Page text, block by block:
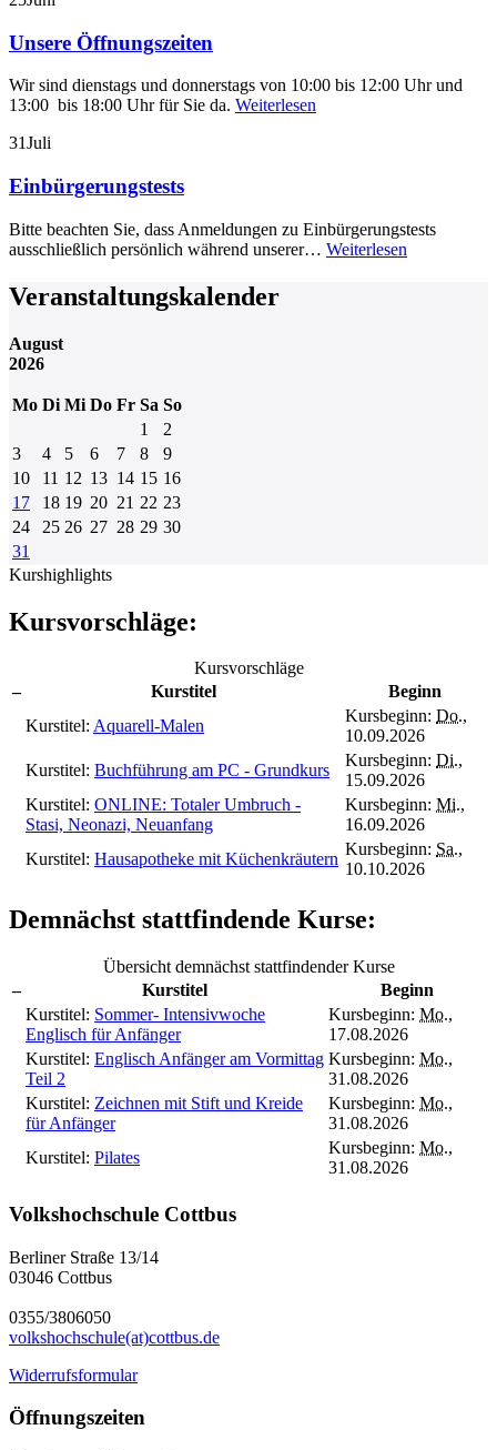
Unsere Öffnungszeiten
Wir sind dienstags und donnerstags von 10:00 bis 12:00 Uhr und
13:00 bis 18:00 Uhr für Sie da. Weiterlesen
31Juli
Einbürgerungstests
Bitte beachten Sie, dass Anmeldungen zu Einbürgerungstests
ausschließlich persönlich während unserer… Weiterlesen
Veranstaltungskalender
August
2026
Mo Di Mi Do Fr Sa So
1
2
3
4 5 6 7 8
9
10
11 12 13 14 15 16
17
18 19 20 21 22 23
24
25 26 27 28 29 30
31
Kurshighlights
Kursvorschläge:
Kursvorschläge
–
Kurstitel
Beginn
Kurstitel: Aquarell-Malen
Kursbeginn: Do.,
10.09.2026
Kurstitel: Buchführung am PC - Grundkurs
Kursbeginn: Di.,
15.09.2026
Kurstitel: ONLINE: Totaler Umbruch -
Stasi, Neonazi, Neuanfang
Kursbeginn: Mi.,
16.09.2026
Kurstitel: Hausapotheke mit Küchenkräutern
Kursbeginn: Sa.,
10.10.2026
Demnächst stattfindende Kurse:
Übersicht demnächst stattfindender Kurse
–
Kurstitel
Beginn
Kurstitel: Sommer- Intensivwoche
Englisch für Anfänger
Kursbeginn: Mo.,
17.08.2026
Kurstitel: Englisch Anfänger am Vormittag
Teil 2
Kursbeginn: Mo.,
31.08.2026
Kurstitel: Zeichnen mit Stift und Kreide
für Anfänger
Kursbeginn: Mo.,
31.08.2026
Kurstitel: Pilates
Kursbeginn: Mo.,
31.08.2026
Volkshochschule Cottbus
Berliner Straße 13/14
03046 Cottbus
0355/3806050
volkshochschule(at)cottbus.de
Widerrufsformular
Öffnungszeiten